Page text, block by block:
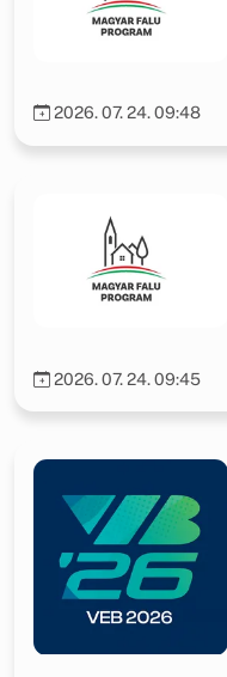
2026. 07. 24. 09:48
2026. 07. 24. 09:45